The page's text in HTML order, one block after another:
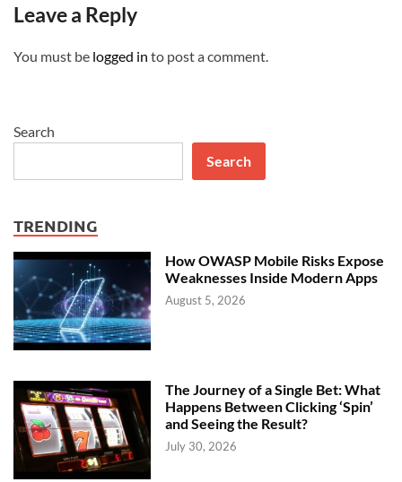
Leave a Reply
You must be logged in to post a comment.
Search
Search
TRENDING
How OWASP Mobile Risks Expose
Weaknesses Inside Modern Apps
August 5, 2026
The Journey of a Single Bet: What
Happens Between Clicking ‘Spin’
and Seeing the Result?
July 30, 2026